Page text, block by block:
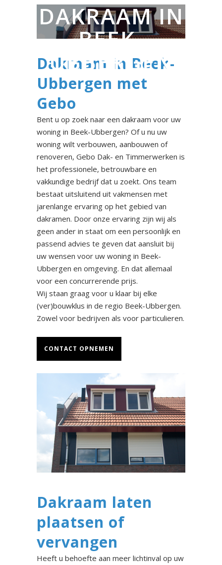
DAKRAAM IN
BEEK-
UBBERGEN
Dakraam in Beek-
Ubbergen met
Gebo
Bent u op zoek naar een dakraam voor uw
woning in Beek-Ubbergen? Of u nu uw
woning wilt verbouwen, aanbouwen of
renoveren, Gebo Dak- en Timmerwerken is
het professionele, betrouwbare en
vakkundige bedrijf dat u zoekt. Ons team
bestaat uitsluitend uit vakmensen met
jarenlange ervaring op het gebied van
dakramen. Door onze ervaring zijn wij als
geen ander in staat om een persoonlijk en
passend advies te geven dat aansluit bij
uw wensen voor uw woning in Beek-
Ubbergen en omgeving. En dat allemaal
voor een concurrerende prijs.
Wij staan graag voor u klaar bij elke
(ver)bouwklus in de regio Beek-Ubbergen.
Zowel voor bedrijven als voor particulieren.
CONTACT OPNEMEN
Dakraam laten
plaatsen of
vervangen
Heeft u behoefte aan meer lichtinval op uw